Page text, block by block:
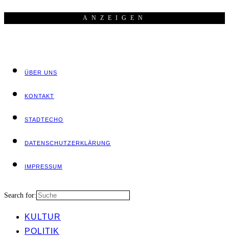
ANZEI­GEN
ÜBER UNS
KON­TAKT
STADT­ECHO
DATEN­SCHUTZ­ER­KLÄ­RUNG
IMPRES­SUM
Search for:
KUL­TUR
POLI­TIK